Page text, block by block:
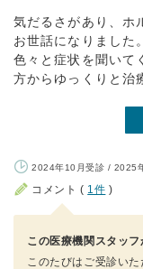
気だるさがあり、ホ
お世話になりました。
色々と症状を聞いて
方からゆっくりと治
2024年10月受診 / 2025
コメント ( 1件 )
この医療機関スタッ
このたびはご受診い